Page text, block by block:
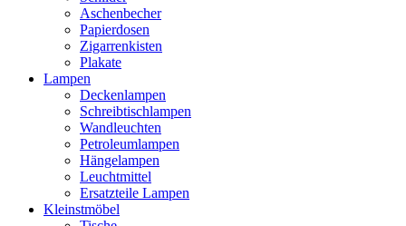
Aschenbecher
Papierdosen
Zigarrenkisten
Plakate
Lampen
Deckenlampen
Schreibtischlampen
Wandleuchten
Petroleumlampen
Hängelampen
Leuchtmittel
Ersatzteile Lampen
Kleinstmöbel